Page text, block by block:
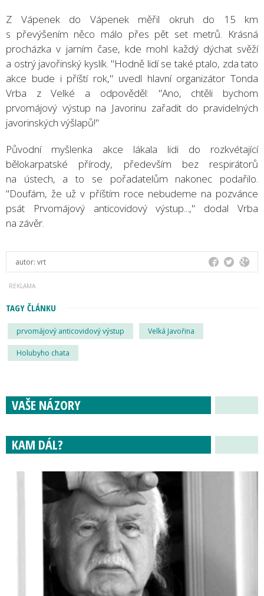
Z Vápenek do Vápenek měřil okruh do 15 km
s převýšením něco málo přes pět set metrů. Krásná
procházka v jarním čase, kde mohl každý dýchat svěží
a ostrý javořinský kyslík. "Hodně lidí se také ptalo, zda tato
akce bude i příští rok," uvedl hlavní organizátor Tonda
Vrba z Velké a odpověděl: "Ano, chtěli bychom
prvomájový výstup na Javorinu zařadit do pravidelných
javorinských výšlapů!"
Původní myšlenka akce lákala lidi do rozkvétající
bělokarpatské přírody, především bez respirátorů
na ústech, a to se pořadatelům nakonec podařilo.
"Doufám, že už v příštím roce nebudeme na pozvánce
psát Prvomájový anticovidový výstup...," dodal Vrba
na závěr.
autor: vrt
TAGY ČLÁNKU
prvomájový anticovidový výstup Velká Javořina
Holubyho chata
VAŠE NÁZORY
KAM DÁL?